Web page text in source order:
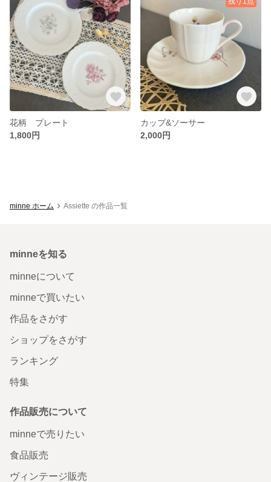
花柄 プレート
1,800円
カップ&ソーサー
2,000円
minne ホーム Assiette の作品一覧
minneを知る
minneについて
minneで買いたい
作品をさがす
ショップをさがす
ランキング
特集
作品販売について
minneで売りたい
食品販売
ヴィンテージ販売